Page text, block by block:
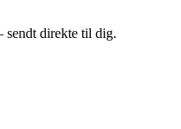
sendt direkte til dig.